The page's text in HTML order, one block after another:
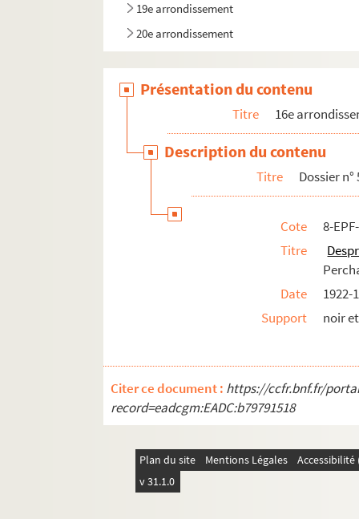
19e arrondissement
20e arrondissement
Présentation du contenu
Titre 16e
Description du contenu
Titre Dossier n°
Cote
8-
Titre
Date
1922-
Support
noir
Citer ce document : https://ccfr.bnf.fr/
record=eadcgm:EADC:b79791518
Plan du site Mentions Légales
v 31.1.0